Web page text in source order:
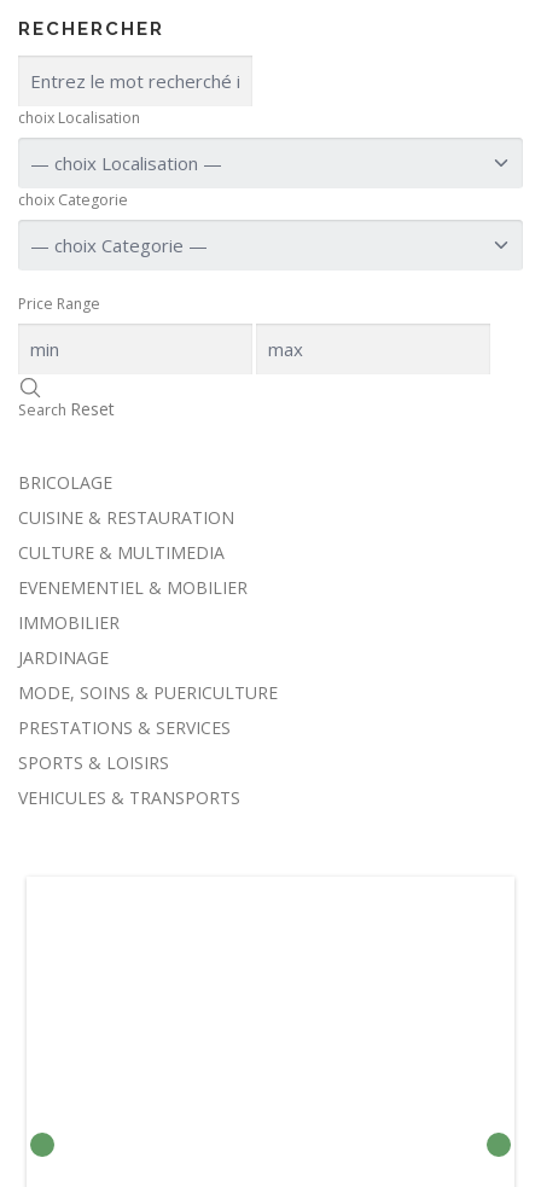
RECHERCHER
choix Localisation
choix Categorie
Price Range
Search Reset
BRICOLAGE
CUISINE & RESTAURATION
CULTURE & MULTIMEDIA
EVENEMENTIEL & MOBILIER
IMMOBILIER
JARDINAGE
MODE, SOINS & PUERICULTURE
PRESTATIONS & SERVICES
SPORTS & LOISIRS
VEHICULES & TRANSPORTS